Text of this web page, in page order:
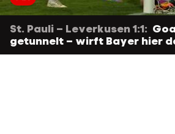
St. Pauli – Leverkusen 1:1:
getunnelt – wirft Bayer hier